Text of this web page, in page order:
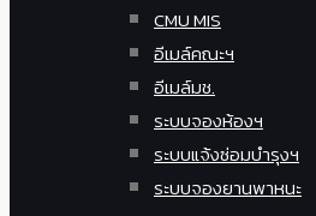
CMU MIS
อีเมล์คณะฯ
อีเมล์มช.
ระบบจองห้องฯ
ระบบแจ้งซ่อมบำรุงฯ
ระบบจองยานพาหนะ